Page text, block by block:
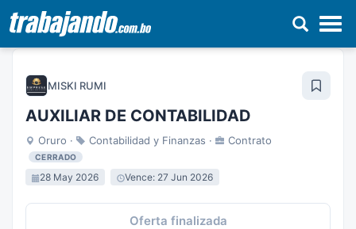
Pasar
contenidoMISKI RUMI
AUXILIAR DE CONTABILIDAD
Oruro · Contabilidad y Finanzas · Contrato
CERRADO
28 May 2026 Vence: 27 Jun 2026
Oferta finalizada